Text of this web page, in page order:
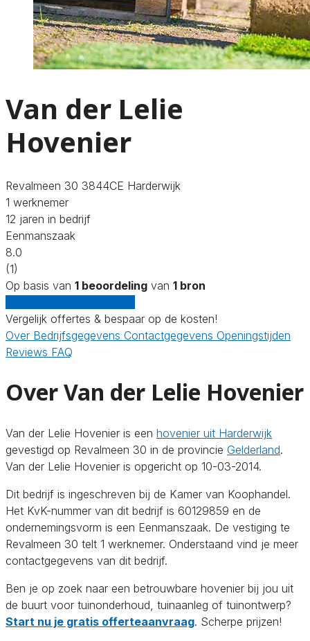
Van der Lelie
Hovenier
Revalmeen 30 3844CE Harderwijk
1 werknemer
12 jaren in bedrijf
Eenmanszaak
8.0
(1)
Op basis van 1 beoordeling van 1 bron
Vergelijk offertes & bespaar op de kosten!
Over Bedrijfsgegevens Contactgegevens Openingstijden
Reviews FAQ
Over Van der Lelie Hovenier
Van der Lelie Hovenier is een hovenier uit Harderwijk
gevestigd op Revalmeen 30 in de provincie Gelderland.
Van der Lelie Hovenier is opgericht op 10-03-2014.
Dit bedrijf is ingeschreven bij de Kamer van Koophandel.
Het KvK-nummer van dit bedrijf is 60129859 en de
ondernemingsvorm is een Eenmanszaak. De vestiging te
Revalmeen 30 telt 1 werknemer. Onderstaand vind je meer
contactgegevens van dit bedrijf.
Ben je op zoek naar een betrouwbare hovenier bij jou uit
de buurt voor tuinonderhoud, tuinaanleg of tuinontwerp?
Start nu je gratis offerteaanvraag. Scherpe prijzen!